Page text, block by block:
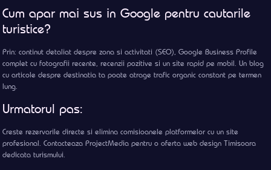
Cum apar mai sus in Google pentru cautarile
turistice?
Prin: continut detaliat despre zona si activitati (SEO), Google Business Profile
complet cu fotografii recente, recenzii pozitive si un site rapid pe mobil. Un blog
cu articole despre destinatia ta poate atrage trafic organic constant pe termen
lung.
Urmatorul pas:
Creste rezervarile directe si elimina comisioanele platformelor cu un site
profesional. Contacteaza ProjectMedia pentru o oferta web design Timisoara
dedicata turismului.